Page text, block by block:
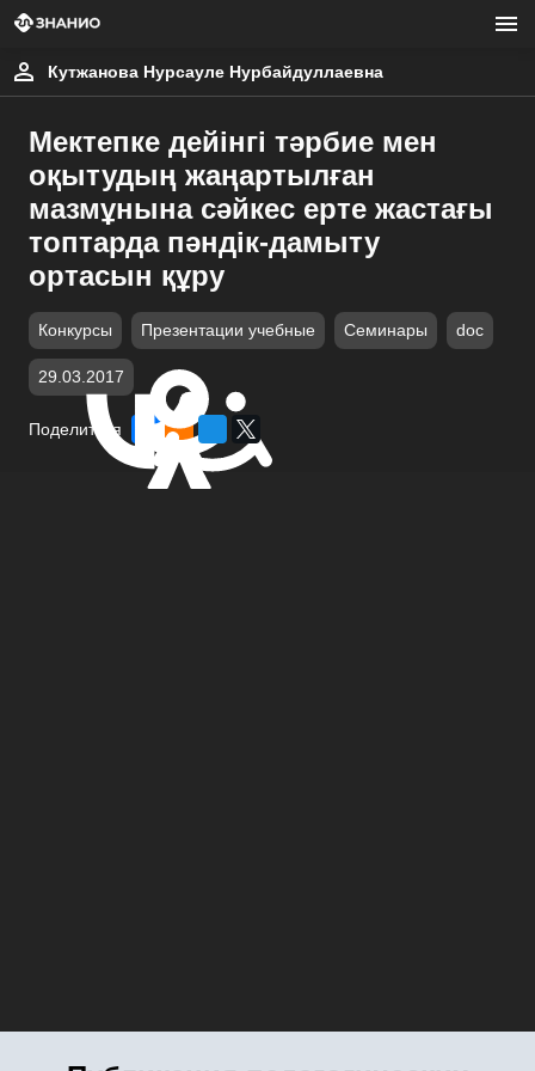
Кутжанова Нурсауле Нурбайдуллаевна
Мектепке дейінгі тәрбие мен
оқытудың жаңартылған
мазмұнына сәйкес ерте жастағы
топтарда пәндік-дамыту
ортасын құру
Конкурсы Презентации учебные Семинары doc
29.03.2017
Поделиться